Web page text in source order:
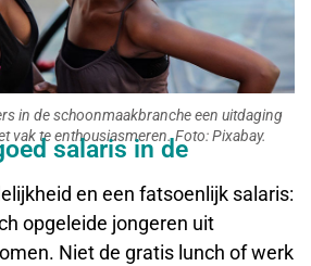
in de schoonmaakbranche een uitdaging
vak te enthousiasmeren. Foto: Pixabay.
salaris in de
en een fatsoenlijk salaris:
opgeleide jongeren uit
Niet de gratis lunch of werk